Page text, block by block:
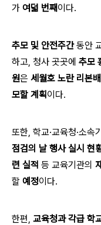
가 여덟 번째이다.
추모 및 안전주간 동안
하고, 청사 곳곳에 추모
원은 세월호 노란 리본배
모할 계획이다.
또한, 학교·교육청·소속
점검의 날 행사 실시 현
련 실적 등 교육기관의
할 예정이다.
한편, 교육청과 각급 학